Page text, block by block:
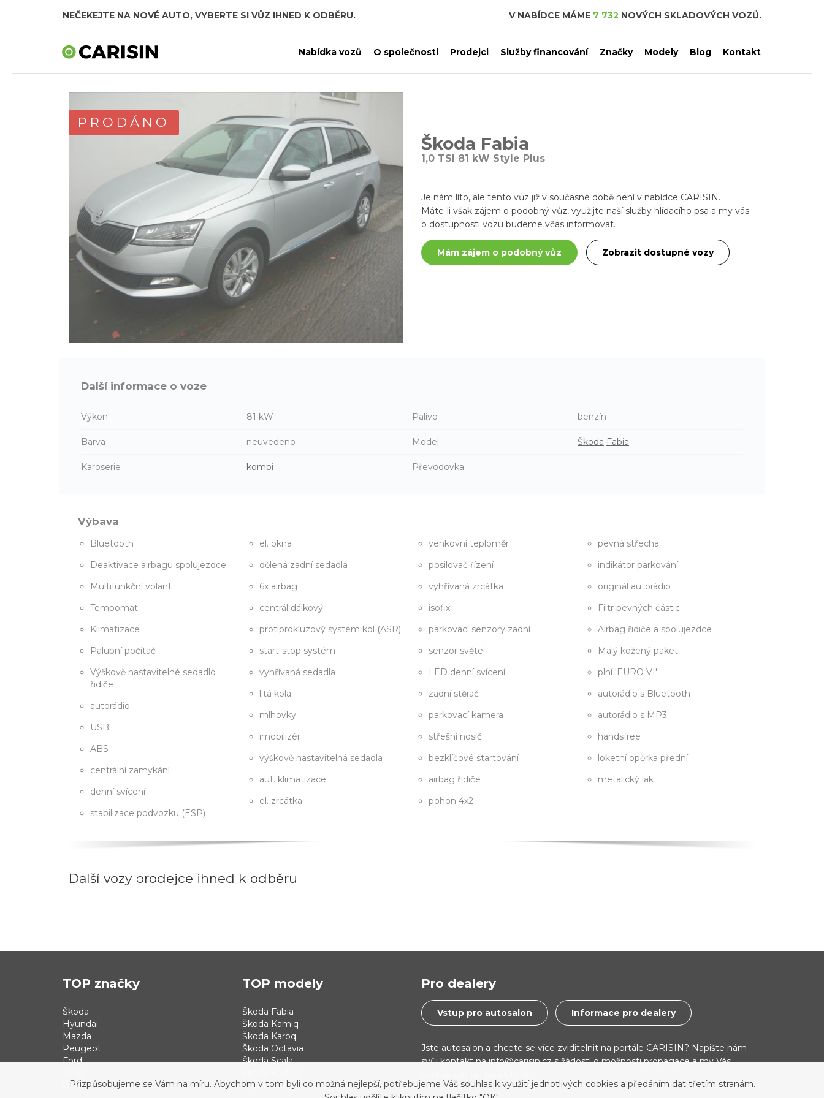
NEČEKEJTE NA NOVÉ AUTO, VYBERTE SI VŮZ IHNED K ODBĚRU. V NABÍDCE MÁME 7 732 NOVÝCH SKLADOVÝCH VOZŮ.
Nabídka vozů O společnosti Prodejci Služby financování Značky Modely Blog Kontakt
PRODÁNO
Škoda Fabia
1,0 TSI 81 kW Style Plus
Je nám líto, ale tento vůz již v současné době není v nabídce CARISIN.
Máte-li však zájem o podobný vůz, využijte naší služby hlídacího psa a my vás
o dostupnosti vozu budeme včas informovat.
Mám zájem o podobný vůz Zobrazit dostupné vozy
Další informace o voze
Výkon 81 kW Palivo benzín
Barva neuvedeno Model Škoda Fabia
Karoserie kombi Převodovka
Výbava
Bluetooth
Deaktivace airbagu spolujezdce
Multifunkční volant
Tempomat
Klimatizace
Palubní počítač
Výškově nastavitelné sedadlo
řidiče
autorádio
USB
ABS
centrální zamykání
denní svícení
stabilizace podvozku (ESP)
el. okna
dělená zadní sedadla
6x airbag
centrál dálkový
protiprokluzový systém kol (ASR)
start-stop systém
vyhřívaná sedadla
litá kola
mlhovky
imobilizér
výškově nastavitelná sedadla
aut. klimatizace
el. zrcátka
venkovní teploměr
posilovač řízení
vyhřívaná zrcátka
isofix
parkovací senzory zadní
senzor světel
LED denní svícení
zadní stěrač
parkovací kamera
střešní nosič
bezklíčové startování
airbag řidiče
pohon 4x2
pevná střecha
indikátor parkování
originál autorádio
Filtr pevných částic
Airbag řidiče a spolujezdce
Malý kožený paket
plní 'EURO VI'
autorádio s Bluetooth
autorádio s MP3
handsfree
loketní opěrka přední
metalický lak
Další vozy prodejce ihned k odběru
TOP značky
Škoda
Hyundai
Mazda
Peugeot
Ford
Opel
TOP modely
Škoda Fabia
Škoda Kamiq
Škoda Karoq
Škoda Octavia
Škoda Scala
Hyundai i30
Pro dealery
Vstup pro autosalon Informace pro dealery
Jste autosalon a chcete se více zviditelnit na portále CARISIN? Napište nám
svůj kontakt na info@carisin.cz s žádostí o možnosti propagace a my Vás
Přizpůsobujeme se Vám na míru. Abychom v tom byli co možná nejlepší, potřebujeme Váš souhlas k využití jednotlivých cookies a předáním dat třetím stranám.